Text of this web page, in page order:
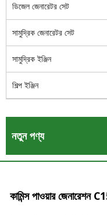
ডিজেল জেনারেটর সেট
সামুদ্রিক জেনারেটর সেট
সামুদ্রিক ইঞ্জিন
শিল্প ইঞ্জিন
নতুন পণ্য
কামিন্স পাওয়ার জেনারেশন